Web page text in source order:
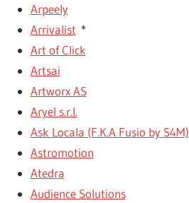
Arpeely
Arrivalist *
Art of Click
Artsai
Artworx AS
Aryel s.r.l.
Ask Locala (F.K.A Fusio by S4M)
Astromotion
Atedra
Audience Solutions